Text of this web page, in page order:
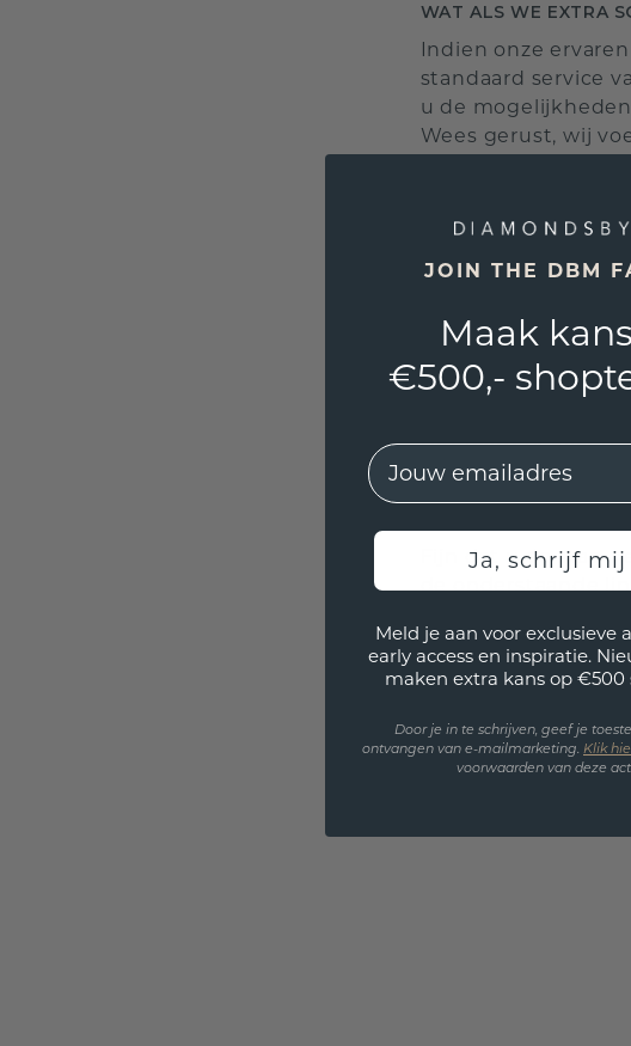
WAT ALS WE EXTRA
Indien onze
standaard service
u de
Wees gerust, wij
Uw sieraden
onderneemt u
blijven.
Let op: wij voeren
reden is dat wij
Heeft u uw
uitgevoerd die niet
Uiteraard bekijken
garantie vallen.
Fijn dat u de stap
de onderstaande
ervoor dat u de
een afspraak in te
Sieraad aanmelden
JOIN THE DBM
Maak
€500,-
EMail
Ja, schrijf mij
Meld je aan voor exclusieve
early access en inspiratie.
maken extra kans op €500
Door je in te schrijven, geef je
ontvangen van e-mailmarketing. Klik hie
voorwaarden van deze